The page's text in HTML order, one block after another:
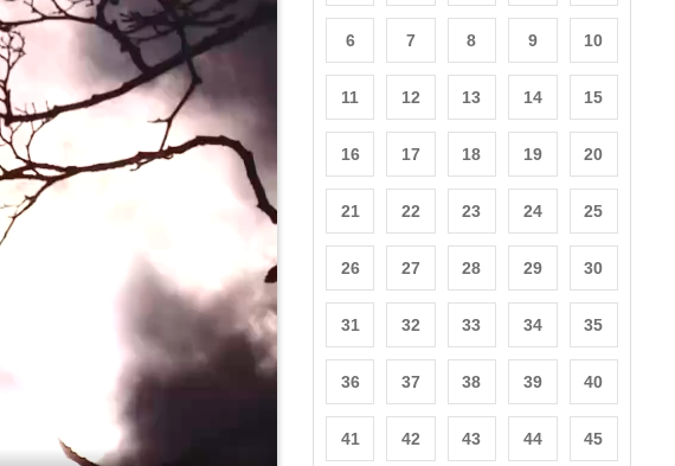
6 7 8 9 10
11 12 13 14 15
16 17 18 19 20
21 22 23 24 25
26 27 28 29 30
31 32 33 34 35
36 37 38 39 40
41 42 43 44 45